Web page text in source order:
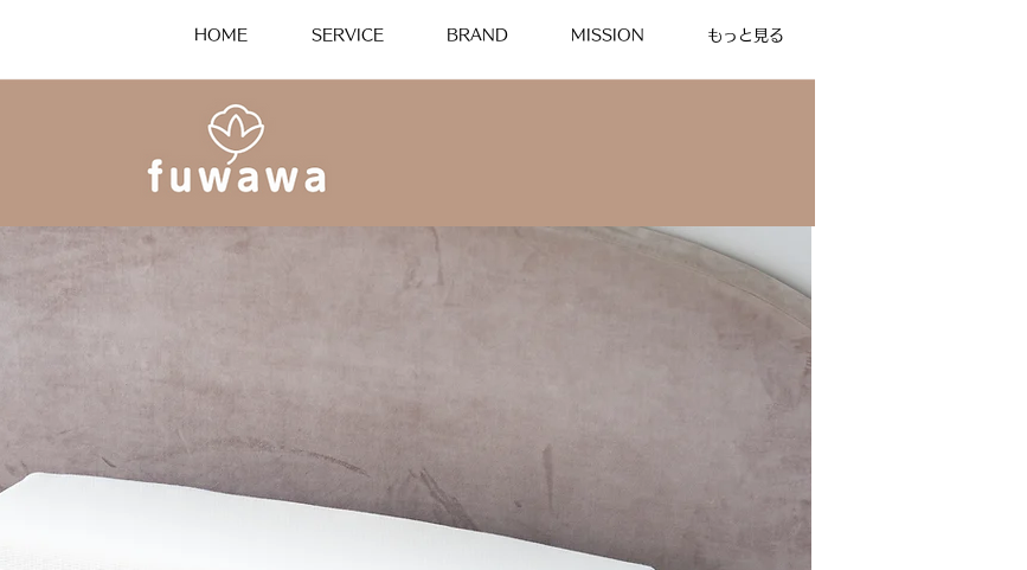
HOME SERVICE BRAND MISSION もっと見る